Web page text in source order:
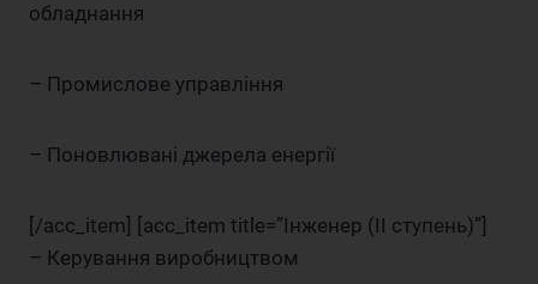
обладнання
– Промислове управління
– Поновлювані джерела енергії
[/acc_item] [acc_item title=”Інженер (II ступень)”]
– Керування виробництвом